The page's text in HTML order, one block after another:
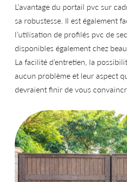
L’avantage du portail pvc sur
sa robustesse. Il est également
l’utilisation de profilés pvc de
disponibles également chez
La facilité d’entretien, la
aucun problème et leur aspect
devraient finir de vous